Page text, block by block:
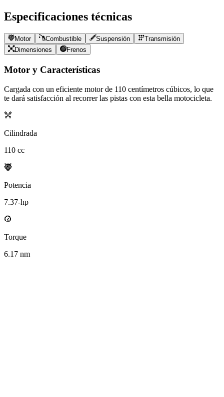
Especificaciones técnicas
Motor Combustible Suspensión
Transmisión
Dimensiones
Frenos
Motor y Características
Cargada con un eficiente motor de 110 centímetros cúbicos, lo que
te dará satisfacción al recorrer las pistas con esta bella motocicleta.
Cilindrada
110 cc
Potencia
7.37-hp
Torque
6.17 nm